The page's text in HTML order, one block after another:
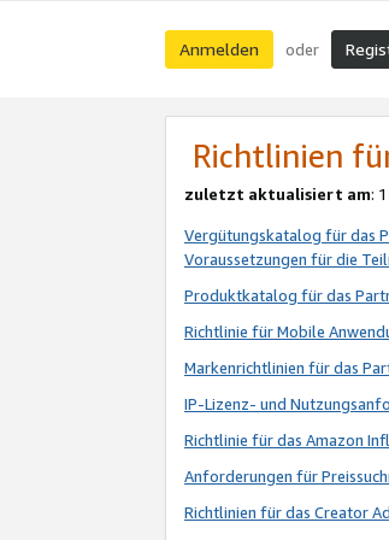
Anmelden oder
Richtlinien
zuletzt aktualisiert am:
Vergütungskatalog für das
Voraussetzungen für die
Produktkatalog für das
Richtlinie für Mobile
Markenrichtlinien für das
IP-Lizenz- und
Richtlinie für das Amazon
Anforderungen für
Richtlinien für das Creator